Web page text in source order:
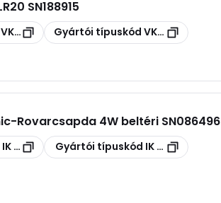
SN188915
VK03 Másolás
Gyártói típuskód VK03
-Rovarcsapda 4W beltéri SN086496
IK 230 Másolás
Gyártói típuskód IK 230